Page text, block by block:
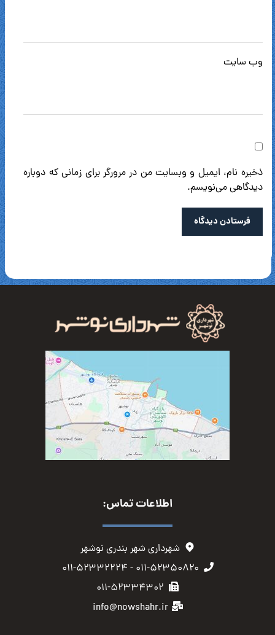
وب‌ سایت
ذخیره نام، ایمیل و وبسایت من در مرورگر برای زمانی که دوباره
دیدگاهی می‌نویسم.
فرستادن دیدگاه
اطلاعات تماس:
شهرداری شهر بندری نوشهر
۰۱۱-۵۲۳۵۰۸۲۰ - ۰۱۱-۵۲۳۳۲۲۲۴
۰۱۱-۵۲۳۳۴۳۰۲
info@nowshahr.ir